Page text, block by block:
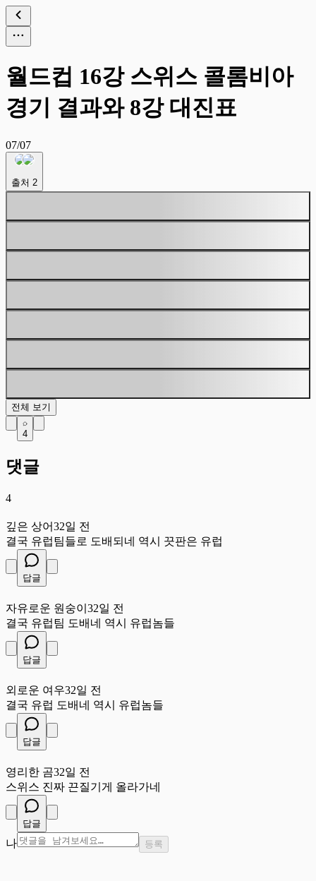
월드컵 16강 스위스 콜롬비아
경기 결과와 8강 대진표
07/07
출처 2
전체 보기
4
댓글
4
깊은 상어32일 전
결국 유럽팀들로 도배되네 역시 끗판은 유럽
답글
자유로운 원숭이 32일 전
결국 유럽팀 도배네 역시 유럽놈들
답글
외로운 여우32일 전
결국 유럽 도배네 역시 유럽놈들
답글
영리한 곰32일 전
스위스 진짜 끈질기게 올라가네
답글
나 등록